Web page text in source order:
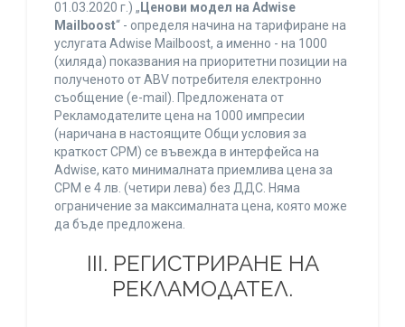
01.03.2020 г.) „ Ценови модел на Adwise
Mailboost“ - определя начина на тарифиране на
услугата Adwise Mailboost, а именно - на 1000
(хиляда) показвания на приоритетни позиции на
полученото от ABV потребителя електронно
съобщение (e-mail). Предложената от
Рекламодателите цена на 1000 импресии
(наричана в настоящите Общи условия за
краткост CPM) се въвежда в интерфейса на
Adwise, като минималната приемлива цена за
CPM е 4 лв. (четири лева) без ДДС. Няма
ограничение за максималната цена, която може
да бъде предложена.
ІІІ. РЕГИСТРИРАНЕ НА
РЕКЛАМОДАТЕЛ.